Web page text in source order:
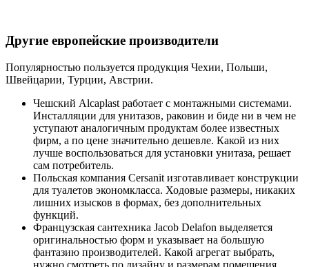
Другие европейские производители
Популярностью пользуется продукция Чехии, Польши,
Швейцарии, Турции, Австрии.
Чешский Alcaplast работает с монтажными системами.
Инсталляции для унитазов, раковин и биде ни в чем не
уступают аналогичным продуктам более известных
фирм, а по цене значительно дешевле. Какой из них
лучше воспользоваться для установки унитаза, решает
сам потребитель.
Польская компания Cersanit изготавливает конструкции
для туалетов экономкласса. Ходовые размеры, никаких
лишних изысков в формах, без дополнительных
функций.
Французская сантехника Jacob Delafon выделяется
оригинальностью форм и указывает на большую
фантазию производителей. Какой агрегат выбрать,
нужно смотреть по дизайну и размерам помещения.